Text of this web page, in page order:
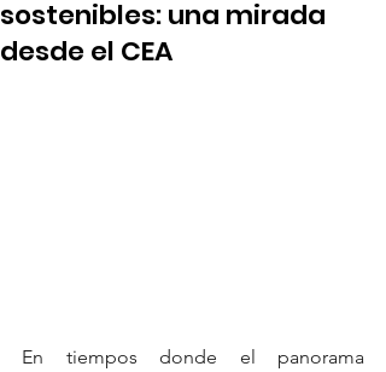
sostenibles: una mirada
desde el CEA
En tiempos donde el panorama